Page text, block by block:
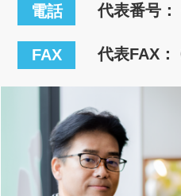
電話 代表番号
FAX 代表FAX：